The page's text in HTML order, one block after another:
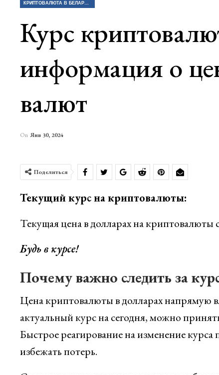
КРИПТОВАЛЮТА В БЕЛАРУСИ: ЗАКОННО ЛИ ПОКУПАТЬ, ПРОДАВАТЬ КРИПТУ?
Курс
информация о
валют
On Янв 30, 2024
Поделиться
Текущий курс на криптовалюты:
Текущая цена в долларах на криптовалюты
Будь в курсе!
Почему важно следить за
Цена криптовалюты в долларах напрямую
актуальный курс на сегодня, можно
Быстрое реагирование на изменение
избежать потерь.